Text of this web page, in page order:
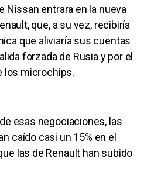
Nissan entrara en la nueva
que, a su vez, recibiría
que aliviaría sus cuentas
forzada de Rusia y por el
los microchips.
esas negociaciones, las
caído casi un 15% en el
las de Renault han subido